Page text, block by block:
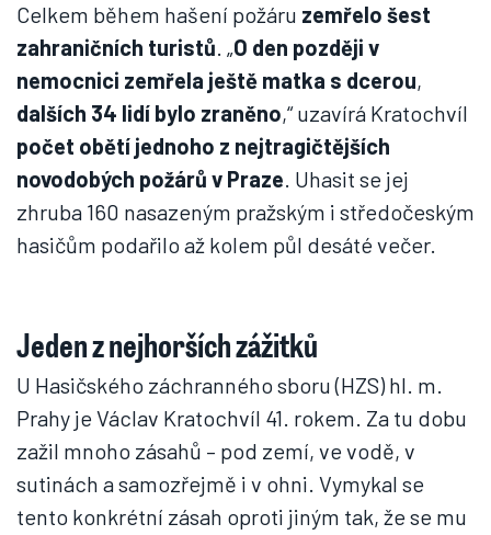
Celkem během hašení požáru zemřelo šest
zahraničních turistů. „O den později v
nemocnici zemřela ještě matka s dcerou,
dalších 34 lidí bylo zraněno,“ uzavírá Kratochvíl
počet obětí jednoho z nejtragičtějších
novodobých požárů v Praze. Uhasit se jej
zhruba 160 nasazeným pražským i středočeským
hasičům podařilo až kolem půl desáté večer.
Jeden z nejhorších zážitků
U Hasičského záchranného sboru (HZS) hl. m.
Prahy je Václav Kratochvíl 41. rokem. Za tu dobu
zažil mnoho zásahů – pod zemí, ve vodě, v
sutinách a samozřejmě i v ohni. Vymykal se
tento konkrétní zásah oproti jiným tak, že se mu